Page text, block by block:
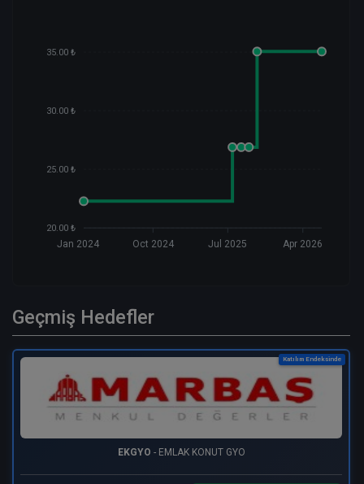
35.00 ₺
30.00 ₺
25.00 ₺
20.00 ₺
Jan 2024 Oct 2024 Jul 2025 Apr 2026
Geçmiş Hedefler
Katılım Endeksinde
EKGYO - EMLAK KONUT GYO